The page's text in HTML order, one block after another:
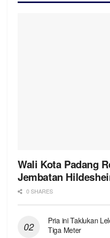
Wali Kota Padang
Jembatan
0 SHARES
Pria ini Taklukan
Tiga Meter